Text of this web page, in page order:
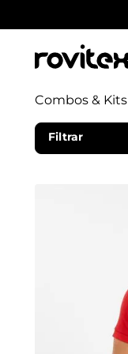
Combos & Kits
Filtrar